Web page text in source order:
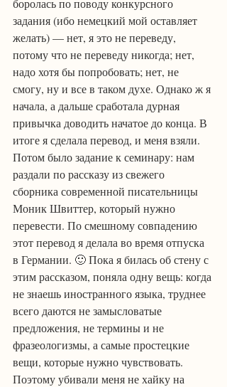
боролась по поводу конкурсного
задания (ибо немецкий мой оставляет
желать) — нет, я это не переведу,
потому что не переведу никогда; нет,
надо хотя бы попробовать; нет, не
смогу, ну и все в таком духе. Однако ж я
начала, а дальше сработала дурная
привычка доводить начатое до конца. В
итоге я сделала перевод, и меня взяли.
Потом было задание к семинару: нам
раздали по рассказу из свежего
сборника современной писательницы
Моник Швиттер, который нужно
перевести. По смешному совпадению
этот перевод я делала во время отпуска
в Германии. 🙂 Пока я билась об стену с
этим рассказом, поняла одну вещь: когда
не знаешь иностранного языка, труднее
всего даются не замысловатые
предложения, не термины и не
фразеологизмы, а самые простецкие
вещи, которые нужно чувствовать.
Поэтому убивали меня не хайку на